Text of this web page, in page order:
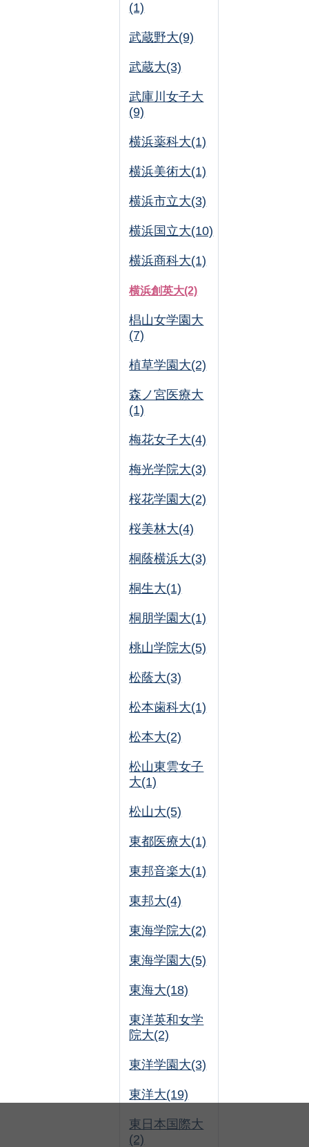
(1)
武蔵野大(9)
武蔵大(3)
武庫川女子大
(9)
横浜薬科大(1)
横浜美術大(1)
横浜市立大(3)
横浜国立大(10)
横浜商科大(1)
横浜創英大(2)
椙山女学園大
(7)
植草学園大(2)
森ノ宮医療大
(1)
梅花女子大(4)
梅光学院大(3)
桜花学園大(2)
桜美林大(4)
桐蔭横浜大(3)
桐生大(1)
桐朋学園大(1)
桃山学院大(5)
松蔭大(3)
松本歯科大(1)
松本大(2)
松山東雲女子
大(1)
松山大(5)
東都医療大(1)
東邦音楽大(1)
東邦大(4)
東海学院大(2)
東海学園大(5)
東海大(18)
東洋英和女学
院大(2)
東洋学園大(3)
東洋大(19)
東日本国際大
(2)